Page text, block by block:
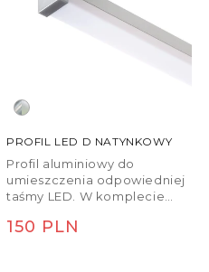
cm. Do taśmy należy
dokupić transformator i
PROFIL LED D NATYNKOWY
Profil aluminiowy do
umieszczenia odpowiedniej
taśmy LED. W komplecie
Cena
150 PLN